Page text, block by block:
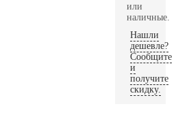
или
наличные.
Нашли
дешевле?
Сообщите
и
получите
скидку.